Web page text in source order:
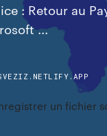
: Retour au
...
un fichier